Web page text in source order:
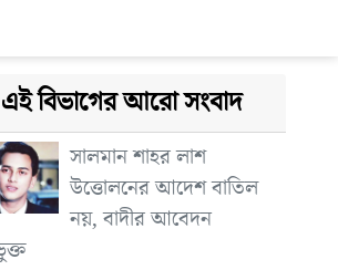
এই বিভাগের আরো সংবাদ
সালমান শাহর লাশ
উত্তোলনের আদেশ বাতিল
নয়, বাদীর আবেদন